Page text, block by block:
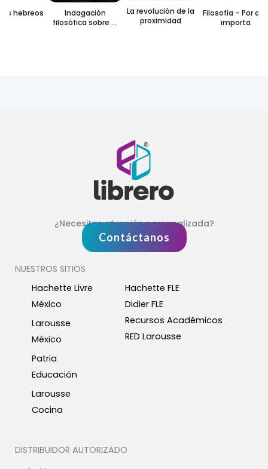
hebreos
Indagación
filosófica sobre el
La revolución de la
proximidad
Filosofía – Por qué
importa
¿Necesitas atención personalizada?
Contáctanos
NUESTROS SITIOS
Hachette Livre
México
Larousse
México
Patria
Educación
Larousse
Cocina
Hachette FLE
Didier FLE
Recursos Académicos
RED Larousse
DISTRIBUIDOR AUTORIZADO